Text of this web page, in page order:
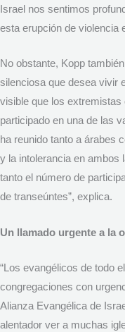
Israel nos sentimos
esta erupción de violencia
No obstante, Kopp
silenciosa que desea vivir
visible que los extremistas
participado en una de las
ha reunido tanto a árabes
y la intolerancia en ambos
tanto el número de
de transeúntes”, explica.
Un llamado urgente a la
“Los evangélicos de todo
congregaciones con
Alianza Evangélica de
alentador ver a muchas